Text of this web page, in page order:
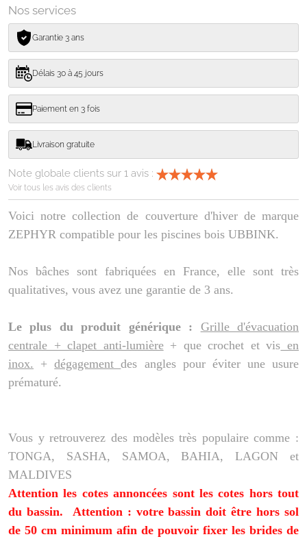
Nos services
Garantie 3 ans
Délais 30 à 45 jours
Paiement en 3 fois
Livraison gratuite
Note globale clients sur 1 avis :
Voir tous les avis des clients
Voici notre collection de couverture d'hiver de marque
ZEPHYR compatible pour les piscines bois UBBINK.
Nos bâches sont fabriquées en France, elle sont très
qualitatives, vous avez une garantie de 3 ans.
Le plus du produit générique :
Grille d'évacuation
centrale + clapet anti-lumière+ que crochet et vis en
inox. +dégagementdes angles pour éviter une usure
prématuré.
Vous y retrouverez des modèles très populaire comme :
TONGA, SASHA, SAMOA, BAHIA, LAGON et
MALDIVES
Attention les cotes annoncées sont les cotes hors tout
du bassin.
Attention : votre bassin doit être hors sol
de 50 cm minimum afin de pouvoir fixer les brides de